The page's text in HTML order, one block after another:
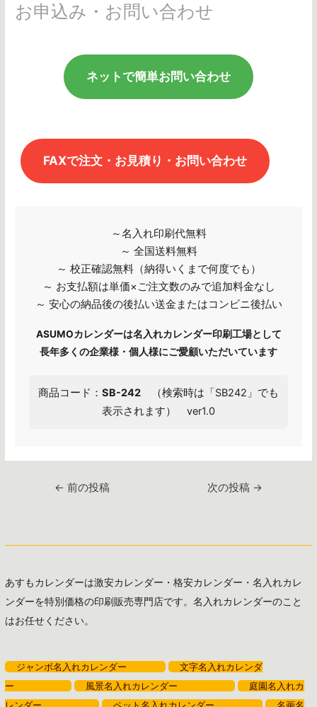
あすもカレンダーは激安カレンダー・格安カレンダー・名入れカレ
ンダーを特別価格の印刷販売専門店です。名入れカレンダーのこと
はお任せください。
ジャンボ名入れカレンダー
文字名入れカレンダ
ー
風景名入れカレンダー
庭園名入れカ
お申込み・お問い合わせ
ネットで簡単お問い合わせ
FAXで注文・お見積り・お問い合わせ
～名入れ印刷代無料
～ 全国送料無料
～ 校正確認無料（納得いくまで何度でも）
～ お支払額は単価×ご注文数のみで追加料金なし
～ 安心の納品後の後払い送金またはコンビニ後払い
ASUMOカレンダーは名入れカレンダー印刷工場として
長年多くの企業様・個人様にご愛顧いただいています
商品コード： SB-242 （検索時は「SB242」でも
表示されます） ver1.0
シ
ョ
ン
← 前の投稿 次の投稿 →